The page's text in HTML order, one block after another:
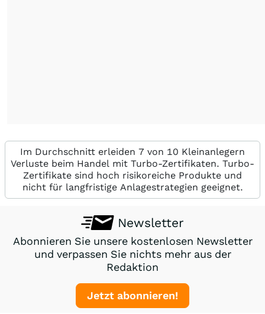
Im Durchschnitt erleiden 7 von 10 Kleinanlegern
Verluste beim Handel mit Turbo-Zertifikaten. Turbo-
Zertifikate sind hoch risikoreiche Produkte und
nicht für langfristige Anlagestrategien geeignet.
Newsletter
Abonnieren Sie unsere kostenlosen Newsletter
und verpassen Sie nichts mehr aus der
Redaktion
Jetzt abonnieren!